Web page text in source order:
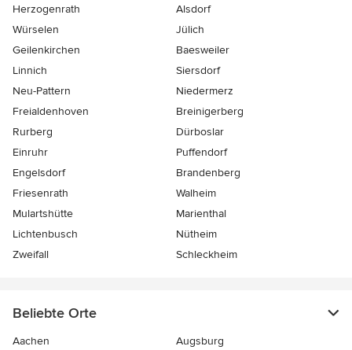
Herzogenrath
Alsdorf
Würselen
Jülich
Geilenkirchen
Baesweiler
Linnich
Siersdorf
Neu-Pattern
Niedermerz
Freialdenhoven
Breinigerberg
Rurberg
Dürboslar
Einruhr
Puffendorf
Engelsdorf
Brandenberg
Friesenrath
Walheim
Mulartshütte
Marienthal
Lichtenbusch
Nütheim
Zweifall
Schleckheim
Beliebte Orte
Aachen
Augsburg